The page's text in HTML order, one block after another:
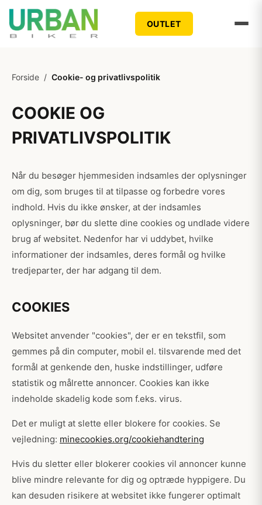
OUTLET
Forside / Cookie- og privatlivspolitik
COOKIE OG
PRIVATLIVSPOLITIK
Når du besøger hjemmesiden indsamles der oplysninger
om dig, som bruges til at tilpasse og forbedre vores
indhold. Hvis du ikke ønsker, at der indsamles
oplysninger, bør du slette dine cookies og undlade videre
brug af websitet. Nedenfor har vi uddybet, hvilke
informationer der indsamles, deres formål og hvilke
tredjeparter, der har adgang til dem.
COOKIES
Websitet anvender "cookies", der er en tekstfil, som
gemmes på din computer, mobil el. tilsvarende med det
formål at genkende den, huske indstillinger, udføre
statistik og målrette annoncer. Cookies kan ikke
indeholde skadelig kode som f.eks. virus.
Det er muligt at slette eller blokere for cookies. Se
vejledning: minecookies.org/cookiehandtering
Hvis du sletter eller blokerer cookies vil annoncer kunne
blive mindre relevante for dig og optræde hyppigere. Du
kan desuden risikere at websitet ikke fungerer optimalt